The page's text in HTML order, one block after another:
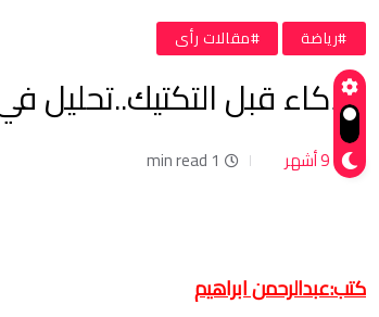
#رياضة #مقالات رأى
الذكاء قبل التكتيك..تحليل
9 أشهر 1 min read
كتب:عبدالرحمن ابراهيم